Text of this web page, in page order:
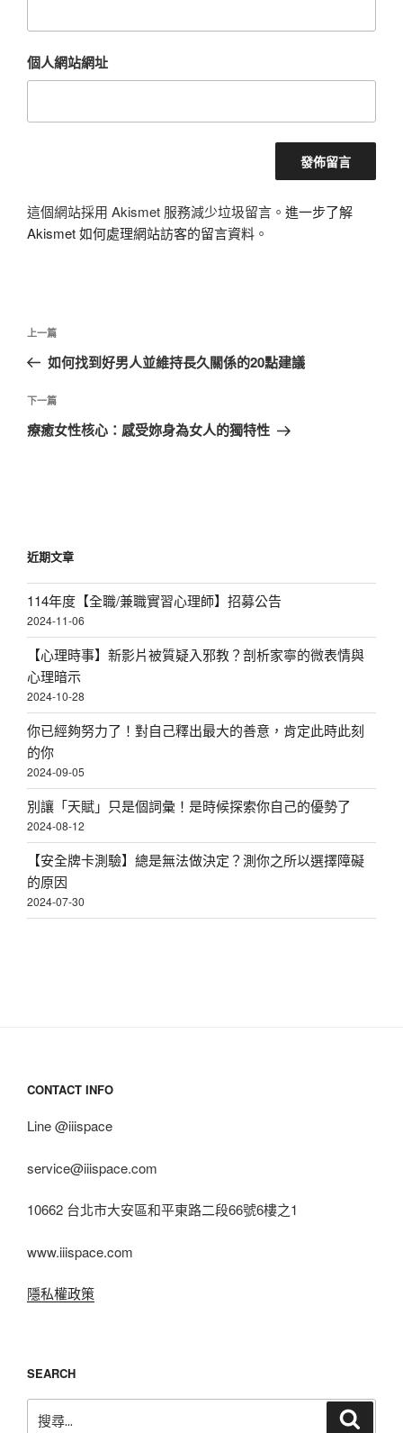
個人網站網址
這個網站採用 Akismet 服務減少垃圾留言。 進一步了解
Akismet 如何處理網站訪客的留言資料 。
文
導
覽
上
一
文
章
上一篇
如何找到好男人並維持長久關係的20點建議
下
一
下一篇
療癒女性核心：感受妳身為女人的獨特性
近期文章
114年度【全職/兼職實習心理師】招募公告
2024-11-06
【心理時事】新影片被質疑入邪教？剖析家寧的微表情與
心理暗示
2024-10-28
你已經夠努力了！對自己釋出最大的善意，肯定此時此刻
的你
2024-09-05
別讓「天賦」只是個詞彙！是時候探索你自己的優勢了
2024-08-12
【安全牌卡測驗】總是無法做決定？測你之所以選擇障礙
的原因
2024-07-30
CONTACT INFO
Line @iiispace
service@iiispace.com
10662 台北市大安區和平東路二段66號6樓之1
www.iiispace.com
隱私權政策
SEARCH